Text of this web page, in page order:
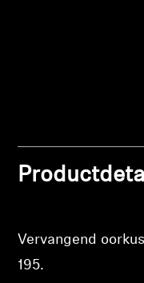
Vervangend
195.